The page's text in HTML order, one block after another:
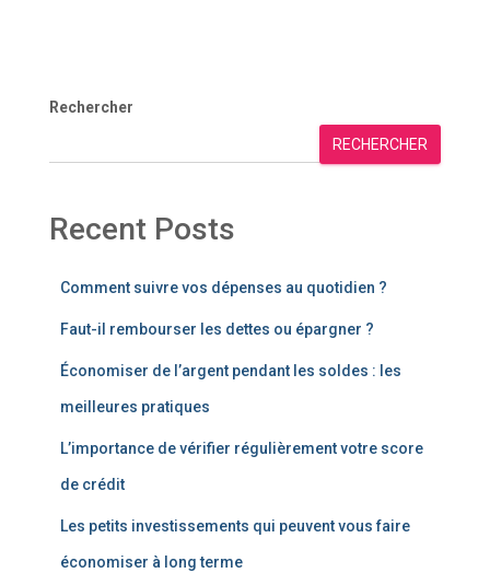
Rechercher
RECHERCHER
Recent Posts
Comment suivre vos dépenses au quotidien ?
Faut-il rembourser les dettes ou épargner ?
Économiser de l’argent pendant les soldes : les
meilleures pratiques
L’importance de vérifier régulièrement votre score
de crédit
Les petits investissements qui peuvent vous faire
économiser à long terme